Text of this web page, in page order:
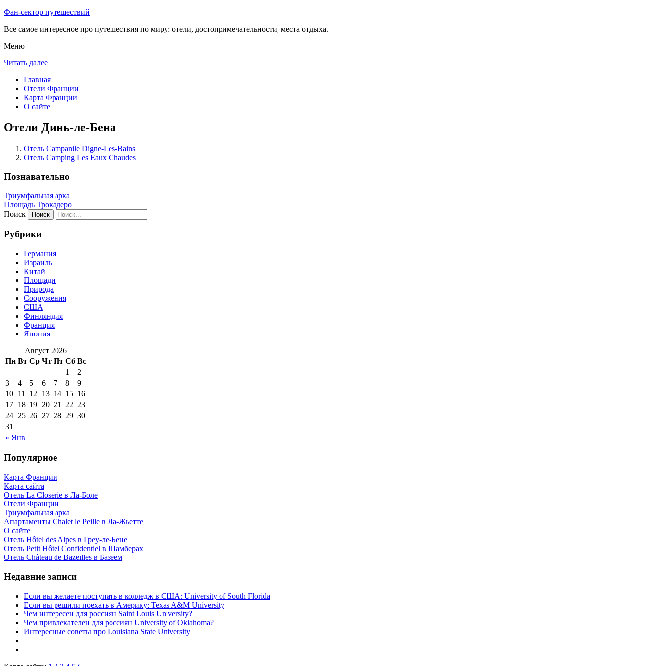
Фан-сектор путешествий
Все самое интересное про путешествия по миру: отели, достопримечательности, места отдыха.
Меню
Читать далее
Главная
Отели Франции
Карта Франции
О сайте
Отели Динь-ле-Бена
Отель Campanile Digne-Les-Bains
Отель Camping Les Eaux Chaudes
Познавательно
Триумфальная арка
Площадь Трокадеро
Поиск
Рубрики
Германия
Израиль
Китай
Площади
Природа
Сооружения
США
Финляндия
Франция
Япония
Август 2026
Пн Вт Ср Чт Пт Сб Вс
« Янв
1
2
3
4 5 6 7 8
9
10 11 12 13 14 15 16
17 18 19 20 21 22 23
24 25 26 27 28 29 30
31
Популярное
Карта Франции
Карта сайта
Отель La Closerie в Ла-Боле
Отели Франции
Триумфальная арка
Апартаменты Chalet le Peille в Ла-Жьетте
О сайте
Отель Hôtel des Alpes в Греу-ле-Бене
Отель Petit Hôtel Confidentiel в Шамберах
Отель Château de Bazeilles в Базеем
Недавние записи
Если вы желаете поступать в колледж в США: University of South Florida
Если вы решили поехать в Америку: Texas A&M University
Чем интересен для россиян Saint Louis University?
Чем привлекателен для россиян University of Oklahoma?
Интересные советы про Louisiana State University